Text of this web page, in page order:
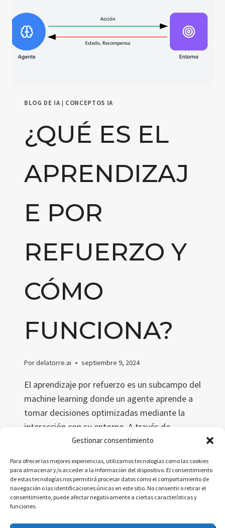
Gestionar consentimiento
Para ofrecer las mejores experiencias, utilizamos tecnologías como las cookies
para almacenar y/o acceder a la información del dispositivo. El consentimiento
de estas tecnologías nos permitirá procesar datos como el comportamiento de
navegación o las identificaciones únicas en este sitio. No consentir o retirar el
consentimiento, puede afectar negativamente a ciertas características y
funciones.
BLOG DE IA | CONCEPTOS IA
¿QUÉ ES EL
APRENDIZAJ
E POR
REFUERZO Y
CÓMO
FUNCIONA?
Pordelatorre.ai septiembre 9, 2024
El aprendizaje por refuerzo es un subcampo del
machine learning donde un agente aprende a
tomar decisiones optimizadas mediante la
interacción con su entorno. A través de
recompensas y castigos, el agente mejora sus
en la IA, con aplicaciones en robótica,
videojuegos y automatización.
LEER MÁS